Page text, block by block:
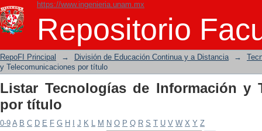
https://www.ingenieria.unam.mx
Repositorio
Listar Tecnologías de Información y
RepoFI Principal → División de Educación Continua y a Distancia →
y Telecomunicaciones por título
Listar Tecnologías de Información y
por título
0-9 A B C D E F G H J K L M N O P Q R S T U V W X Y Z